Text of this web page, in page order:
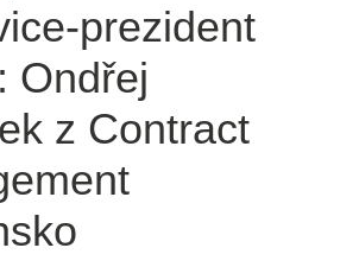
prezident
Ondřej
z Contract